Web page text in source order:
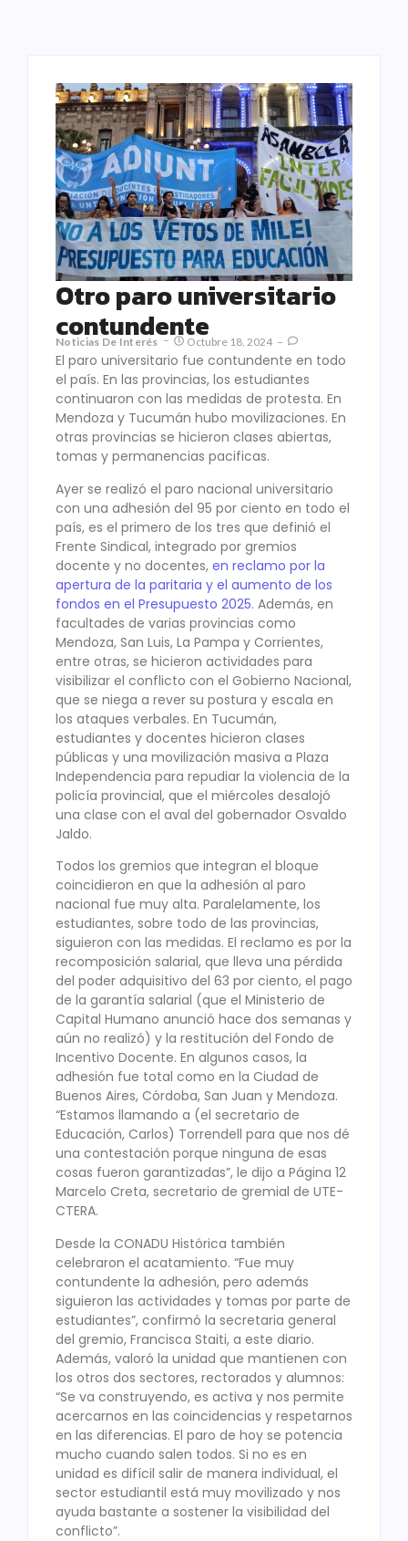
Otro paro universitario
contundente
Noticias De Interés Octubre 18, 2024
El paro universitario fue contundente en todo
el país. En las provincias, los estudiantes
continuaron con las medidas de protesta. En
Mendoza y Tucumán hubo movilizaciones. En
otras provincias se hicieron clases abiertas,
tomas y permanencias pacificas.
Ayer se realizó el paro nacional universitario
con una adhesión del 95 por ciento en todo el
país, es el primero de los tres que definió el
Frente Sindical, integrado por gremios
docente y no docentes, en reclamo por la
apertura de la paritaria y el aumento de los
fondos en el Presupuesto 2025. Además, en
facultades de varias provincias como
Mendoza, San Luis, La Pampa y Corrientes,
entre otras, se hicieron actividades para
visibilizar el conflicto con el Gobierno Nacional,
que se niega a rever su postura y escala en
los ataques verbales. En Tucumán,
estudiantes y docentes hicieron clases
públicas y una movilización masiva a Plaza
Independencia para repudiar la violencia de la
policía provincial, que el miércoles desalojó
una clase con el aval del gobernador Osvaldo
Jaldo.
Todos los gremios que integran el bloque
coincidieron en que la adhesión al paro
nacional fue muy alta. Paralelamente, los
estudiantes, sobre todo de las provincias,
siguieron con las medidas. El reclamo es por la
recomposición salarial, que lleva una pérdida
del poder adquisitivo del 63 por ciento, el pago
de la garantía salarial (que el Ministerio de
Capital Humano anunció hace dos semanas y
aún no realizó) y la restitución del Fondo de
Incentivo Docente. En algunos casos, la
adhesión fue total como en la Ciudad de
Buenos Aires, Córdoba, San Juan y Mendoza.
“Estamos llamando a (el secretario de
Educación, Carlos) Torrendell para que nos dé
una contestación porque ninguna de esas
cosas fueron garantizadas”, le dijo a Página 12
Marcelo Creta, secretario de gremial de UTE-
CTERA.
Desde la CONADU Histórica también
celebraron el acatamiento. “Fue muy
contundente la adhesión, pero además
siguieron las actividades y tomas por parte de
estudiantes”, confirmó la secretaria general
del gremio, Francisca Staiti, a este diario.
Además, valoró la unidad que mantienen con
los otros dos sectores, rectorados y alumnos:
“Se va construyendo, es activa y nos permite
acercarnos en las coincidencias y respetarnos
en las diferencias. El paro de hoy se potencia
mucho cuando salen todos. Si no es en
unidad es difícil salir de manera individual, el
sector estudiantil está muy movilizado y nos
ayuda bastante a sostener la visibilidad del
conflicto”.